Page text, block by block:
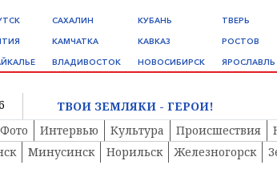
САХАЛИН
КАМЧАТКА
ВЛАДИВОСТОК
КУБАНЬ
КАВКАЗ
НОВОСИБИРСК
ТВЕРЬ
РОСТОВ
ЯРОСЛАВЛЬ
ТВОИ ЗЕМЛЯКИ - ГЕРОИ!
Фото Интервью Культура Происшествия
Минусинск Норильск Железногорск